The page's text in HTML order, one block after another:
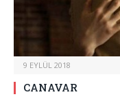
9 EYLÜL 2018
CANAVAR